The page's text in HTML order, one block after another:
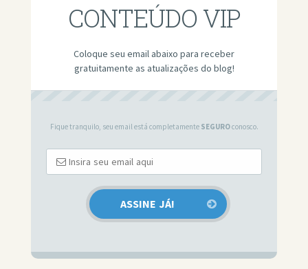
CONTEÚDO VIP
Coloque seu email abaixo para receber
gratuitamente as atualizações do blog!
Fique tranquilo, seu email está completamente SEGUROconosco.